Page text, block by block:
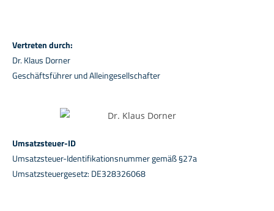
Vertreten durch:
Dr. Klaus Dorner
Geschäftsführer und Alleingesellschafter
Umsatzsteuer-ID
Umsatzsteuer-Identifikationsnummer gemäß §27a
Umsatzsteuergesetz: DE328326068